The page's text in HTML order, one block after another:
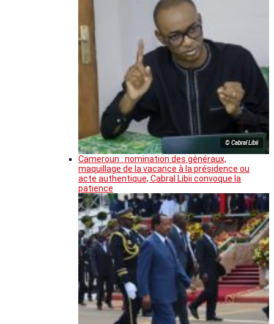
© Cabral Libii
Cameroun : nomination des généraux,
maquillage de la vacance à la présidence ou
acte authentique, Cabral Libii convoque la
patience